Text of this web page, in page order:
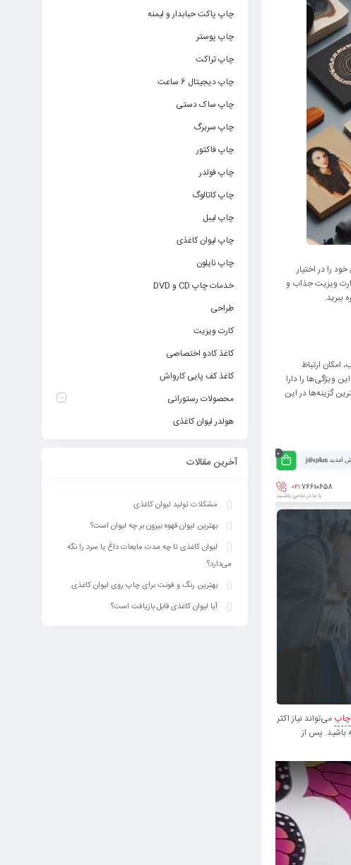
را در اختیار
ویزیت جذاب و
ببرید.
ارتباط
ویژگی‌ها را دارا
گزینه‌ها در این
چاپ می‌تواند نیاز اکثر
باشید. پس از
چاپ پاکت حبابدار و لیمنه
چاپ پوستر
چاپ تراکت
چاپ دیجیتال 6 ساعت
چاپ ساک دستی
چاپ سربرگ
چاپ فاکتور
چاپ فولدر
چاپ کاتالوگ
چاپ لیبل
چاپ لیوان کاغذی
چاپ نایلون
خدمات چاپ CD و DVD
طراحی
کارت ویزیت
کاغذ کادو اختصاصی
کاغذ کف پایی کارواش
محصولات رستورانی
هولدر لیوان کاغذی
آخرین مقالات
مشکلات تولید لیوان کاغذی
بهترین لیوان قهوه بیرون بر چه لیوان است؟
لیوان کاغذی تا چه مدت مایعات داغ یا سرد را نگه
می‌دارد؟
بهترین رنگ‌ و فونت برای چاپ روی لیوان کاغذی
آیا لیوان کاغذی قابل بازیافت است؟